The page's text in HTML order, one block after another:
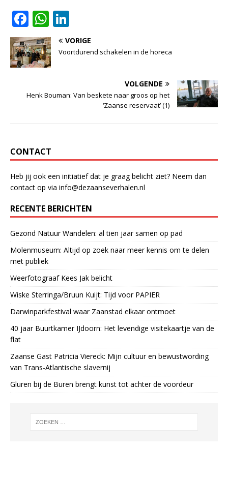
F
a
c
e
o
W
h
at
s
p
n
k
n
VORIGE
Voortdurend schakelen in de horeca
VOLGENDE
Henk Bouman: Van beskete naar groos op het
‘Zaanse reservaat’ (1)
CONTACT
Heb jij ook een initiatief dat je graag belicht ziet? Neem dan
contact op via info@dezaanseverhalen.nl
RECENTE BERICHTEN
Gezond Natuur Wandelen: al tien jaar samen op pad
Molenmuseum: Altijd op zoek naar meer kennis om te delen
met publiek
Weerfotograaf Kees Jak belicht
Wiske Sterringa/Bruun Kuijt: Tijd voor PAPIER
Darwinparkfestival waar Zaanstad elkaar ontmoet
40 jaar Buurtkamer IJdoorn: Het levendige visitekaartje van de
flat
Zaanse Gast Patricia Viereck: Mijn cultuur en bewustwording
van Trans-Atlantische slavernij
Gluren bij de Buren brengt kunst tot achter de voordeur